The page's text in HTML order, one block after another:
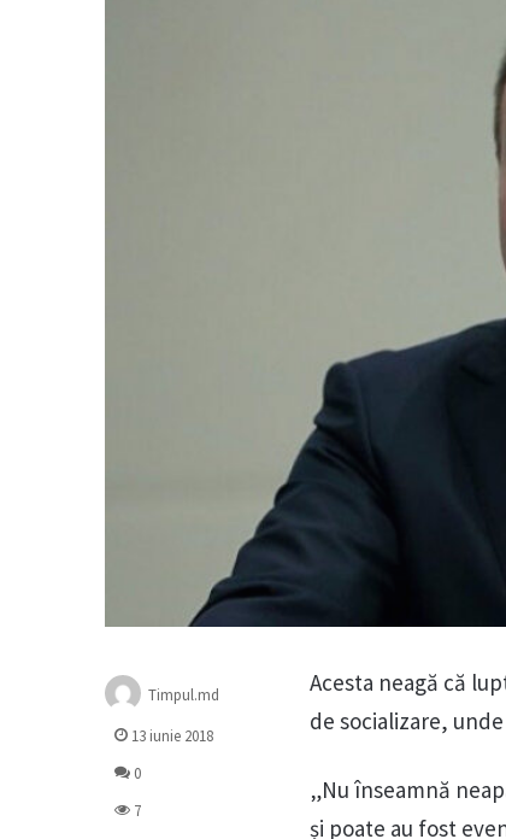
Acesta neagă că
de socializare,
„Nu înseamnă
și poate au fost
Timpul.md
13 iunie 2018
0
7